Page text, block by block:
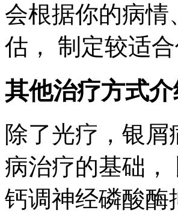
会根据你的病情
估， 制定较适
其他治疗方式
除了光疗，银
病治疗的基础，
钙调神经磷酸酶